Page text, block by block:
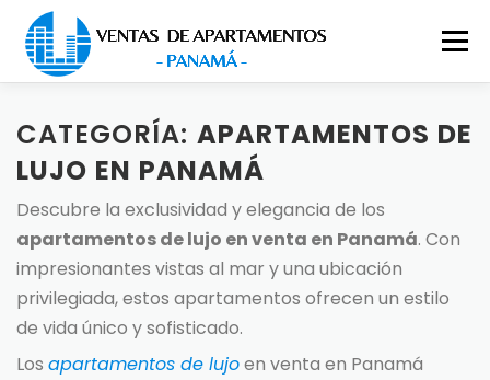
Saltar al contenido
Menú
INICIO APARTAMENTOS EN PANAMÁ
APARTAMENTO EN LA CIUDAD
APARTAMENTO DE LUJO
CATEGORÍA:APARTAMENTOS DE
LUJO EN PANAMÁ
Descubre la exclusividad y elegancia de los
apartamentos de lujo en venta en Panamá. Con
impresionantes vistas al mar y una ubicación
privilegiada, estos apartamentos ofrecen un estilo
de vida único y sofisticado.
Los apartamentos de lujoen venta en Panamá